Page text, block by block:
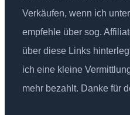
Verkäufen, wenn ich
empfehle über sog.
über diese Links
ich eine kleine
mehr bezahlt. Danke für